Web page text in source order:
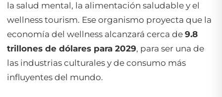
la salud mental, la alimentación saludable y el
wellness tourism. Ese organismo proyecta que la
economía del wellness alcanzará cerca de 9.8
trillones de dólares para 2029, para ser una de
las industrias culturales y de consumo más
influyentes del mundo.